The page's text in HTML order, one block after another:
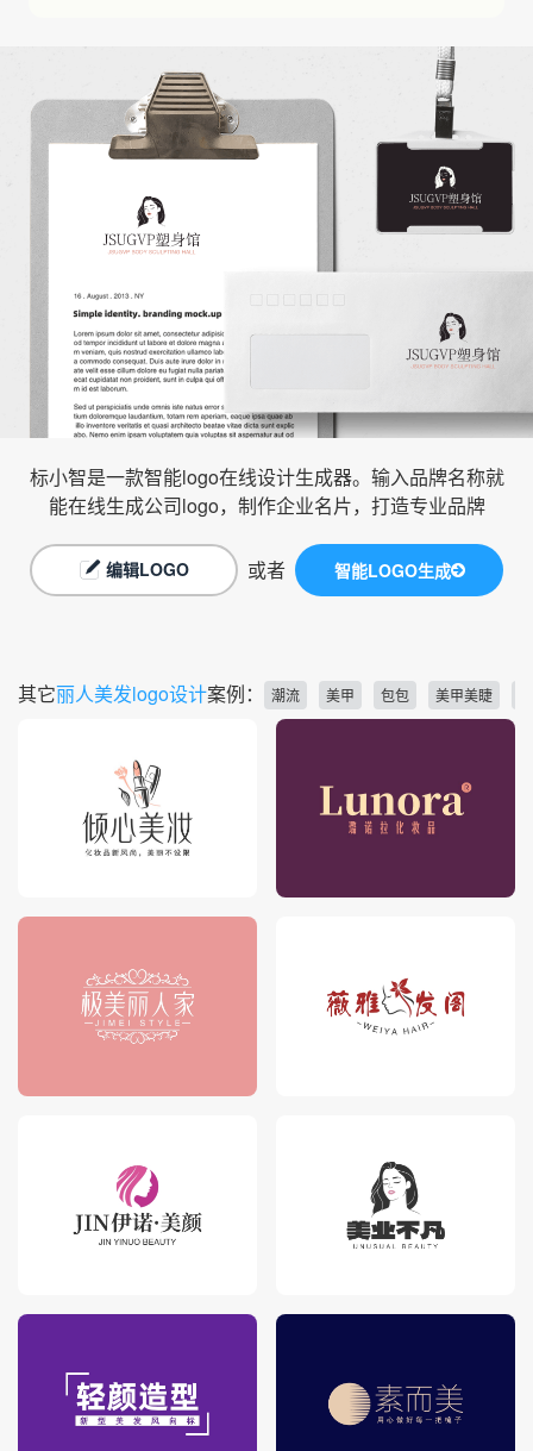
标小智是一款智能logo在线设计生成器。输入品牌名称就
能在线生成公司logo，制作企业名片，打造专业品牌
编辑LOGO 或者 智能LOGO生成
其它丽人美发logo设计案例： 潮流 美甲 包包 美甲美睫